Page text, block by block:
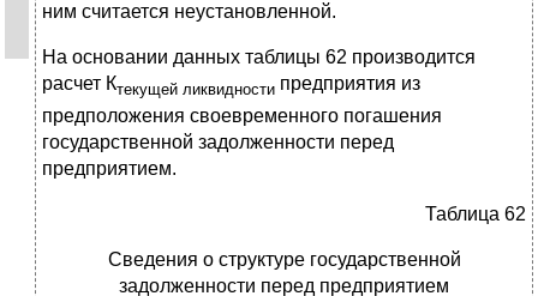
ним считается неустановленной.
На основании данных таблицы 62 производится
расчет Ктекущей ликвидности предприятия из
предположения своевременного погашения
государственной задолженности перед
предприятием.
Таблица 62
Сведения о структуре государственной
задолженности перед предприятием